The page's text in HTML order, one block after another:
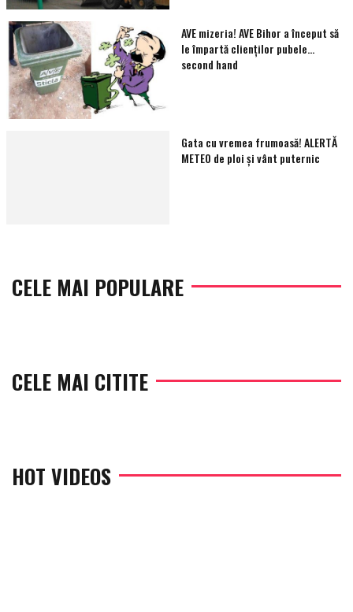
AVE mizeria! AVE Bihor a început să
le împartă clienţilor pubele…
second hand
Gata cu vremea frumoasă! ALERTĂ
METEO de ploi și vânt puternic
CELE MAI POPULARE
CELE MAI CITITE
HOT VIDEOS